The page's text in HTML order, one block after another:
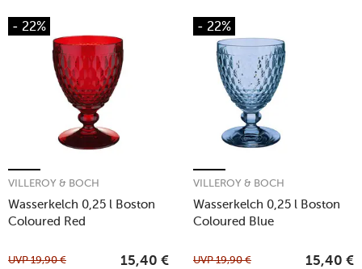
- 22%
Wasserkelch 0,25 l Boston
Coloured Red
VILLEROY & BOCH
UVP19,90 € 15,40 €
- 22%
Wasserkelch 0,25 l Boston
Coloured Blue
VILLEROY & BOCH
UVP19,90 € 15,40 €